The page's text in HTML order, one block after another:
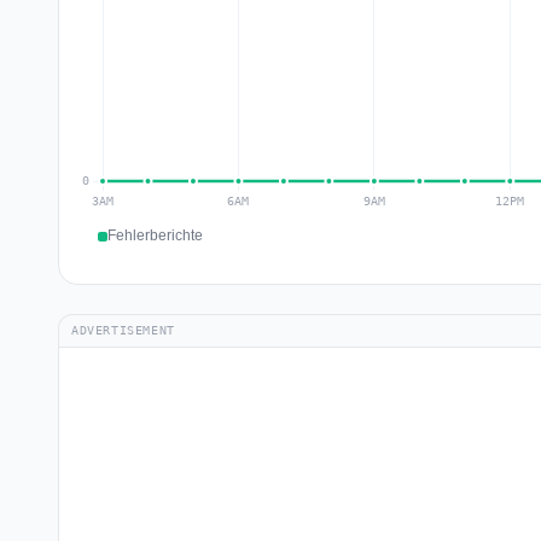
Fehlerberichte
ADVERTISEMENT